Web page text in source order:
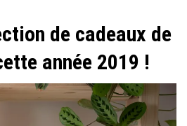
de cadeaux de
année 2019 !